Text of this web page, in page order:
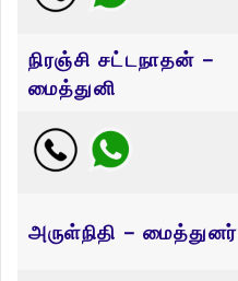
நிரஞ்சி சட்டநாதன் –
மைத்துனி
அருள்நிதி – மைத்துனர்